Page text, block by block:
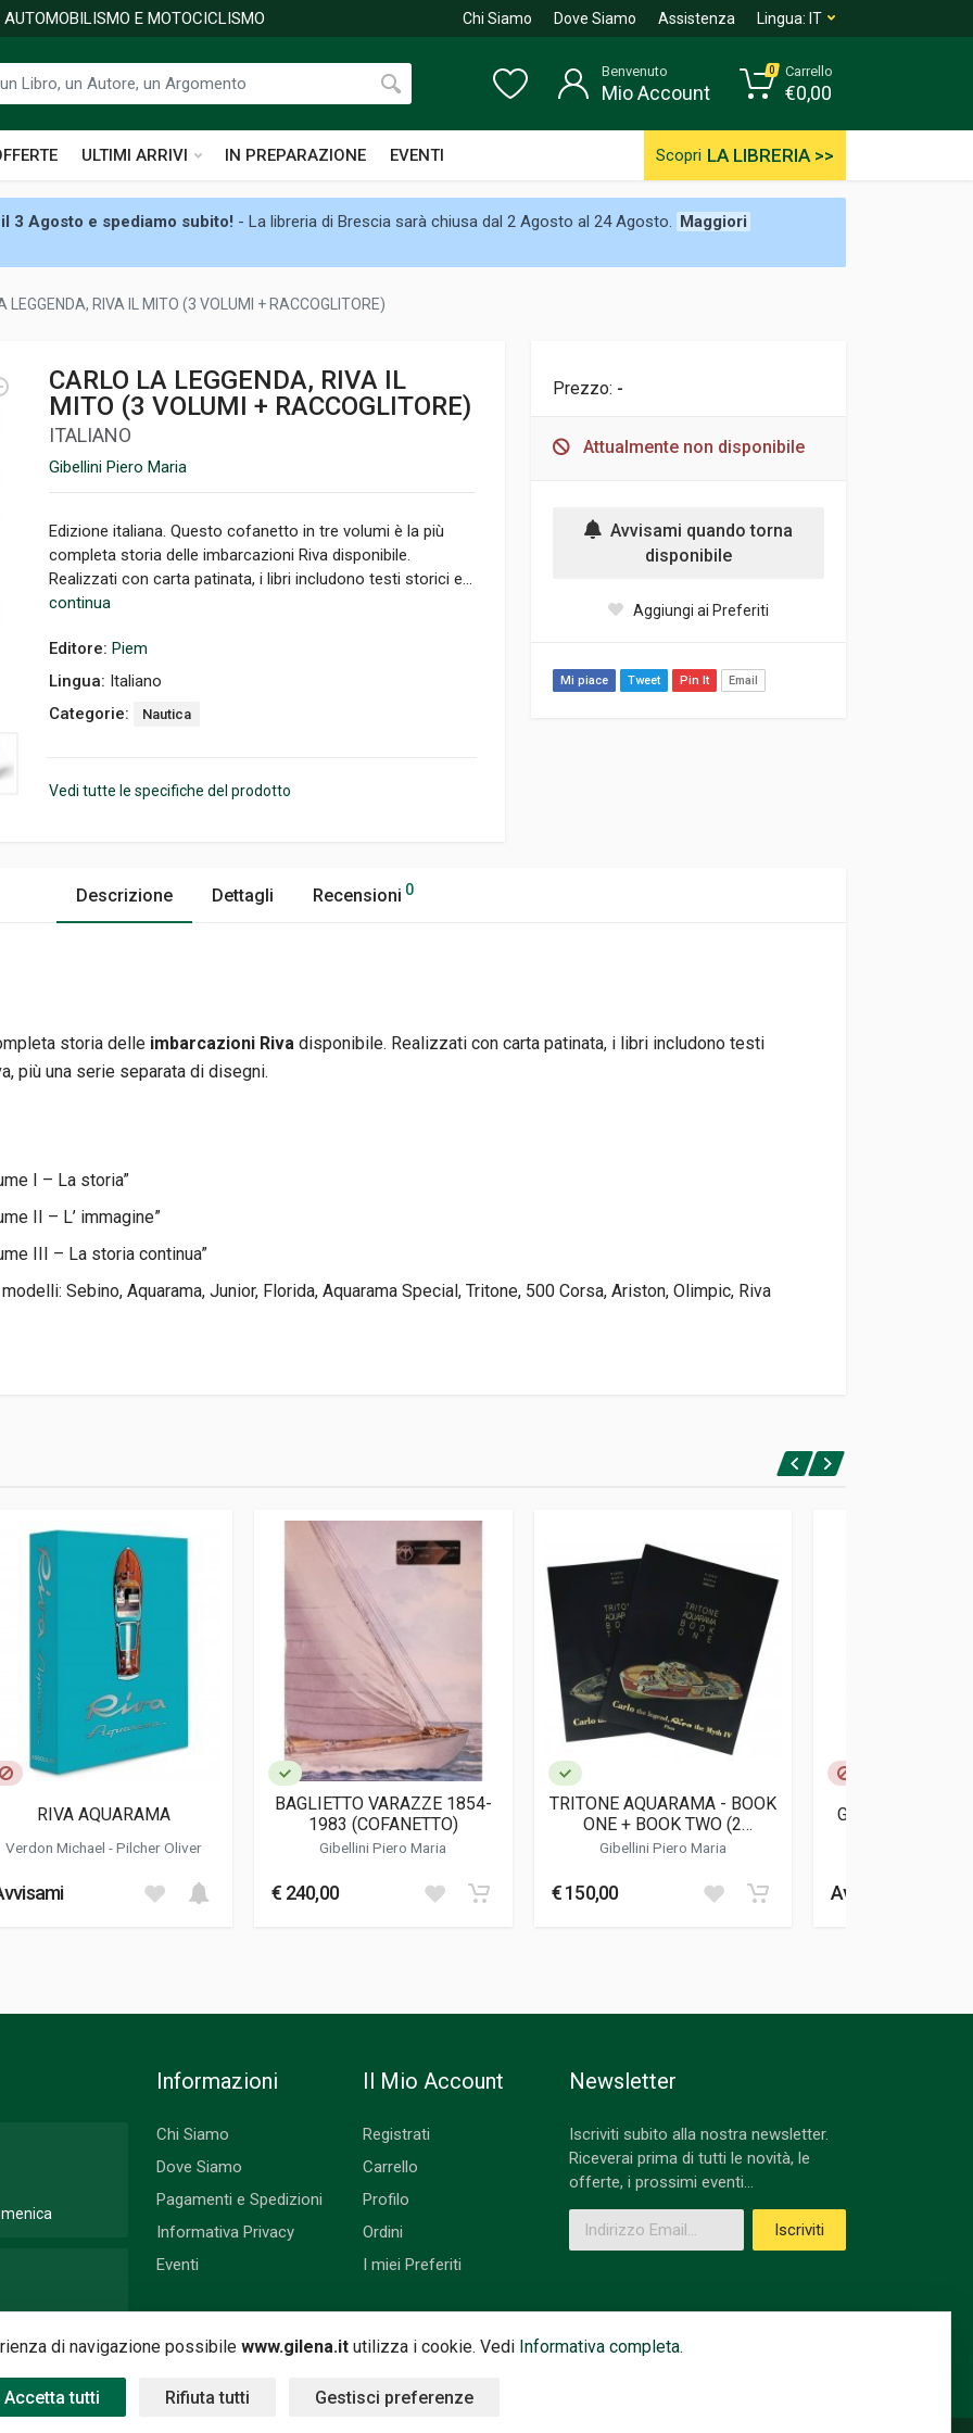
E MOTOCICLISMO Chi Siamo Dove Siamo Assistenza Lingua: IT
ULTIMI ARRIVI IN PREPARAZIONE EVENTI Scopri LA LIBRERIA >>
Benvenuto
Mio Account
0 Carrello
€0,00
3 Agosto e spediamo subito! - La libreria di Brescia sarà chiusa dal 2 Agosto al 24 Agosto. Maggiori
LEGGENDA, RIVA IL MITO (3 VOLUMI + RACCOGLITORE)
CARLO LA LEGGENDA, RIVA IL
MITO (3 VOLUMI + RACCOGLITORE)
ITALIANO
Gibellini Piero Maria
Edizione italiana. Questo cofanetto in tre volumi è la più
completa storia delle imbarcazioni Riva disponibile.
Realizzati con carta patinata, i libri includono testi storici e...
continua
Editore: Piem
Lingua: Italiano
Categorie:
Nautica
Vedi tutte le specifiche del prodotto
Prezzo: -
Attualmente non disponibile
Avvisami quando torna
disponibile
Aggiungi ai Preferiti
Mi piace Tweet Pin It Email
Descrizione Dettagli Recensioni 0
storia delle imbarcazioni Riva disponibile. Realizzati con carta patinata, i libri includono testi
più una serie separata di disegni.
I – La storia”
II – L’ immagine”
III – La storia continua”
Sebino, Aquarama, Junior, Florida, Aquarama Special, Tritone, 500 Corsa, Ariston, Olimpic, Riva
Fotografie
RIVA AQUARAMA
Verdon Michael -Pilcher Oliver
BAGLIETTO VARAZZE 1854-
1983 (COFANETTO)
Gibellini Piero Maria
€ 240,00
TRITONE AQUARAMA - BOOK
ONE + BOOK TWO (2
VOLUMES)
Gibellini Piero Maria
€ 150,00
GRAZIE CARLO
Avvisami
di navigazione possibile www.gilena.it utilizza i cookie. Vedi Informativa completa.
Accetta tutti Rifiuta tutti Gestisci preferenze
Informazioni
Chi Siamo
Dove Siamo
Pagamenti e Spedizioni
Informativa Privacy
Eventi
Il Mio Account
Registrati
Carrello
Profilo
Ordini
I miei Preferiti
Newsletter
Iscriviti subito alla nostra newsletter.
Riceverai prima di tutti le novità, le
offerte, i prossimi eventi...
Indirizzo Email
Iscriviti